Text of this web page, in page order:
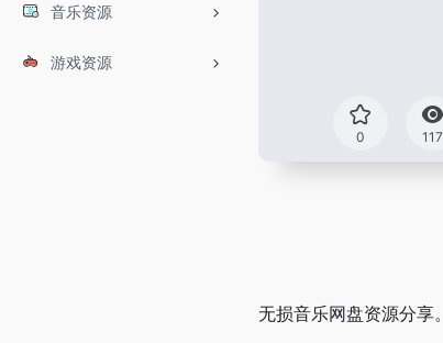
音乐资源
游戏资源
0 117
无损音乐网盘资源分享。